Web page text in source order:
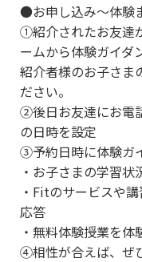
●お申し込み～体験
①紹介されたお友達
ームから体験ガイダ
紹介者様のお子さま
ださい。
②後日お友達にお電
の日時を設定
③予約日時に体験ガ
・お子さまの学習
・Fitのサービスや
応答
・無料体験授業を体
④相性が合えば、ぜ